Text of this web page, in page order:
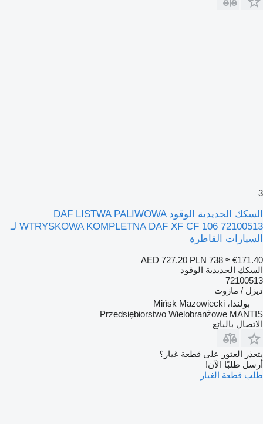
3
السكك الحديدية الوقود DAF LISTWA PALIWOWA
WTRYSKOWA KOMPLETNA DAF XF CF 106 72100513 لـ
السيارات القاطرة
AED 727.20 PLN 738 ≈ €171.40
السكك الحديدية الوقود
72100513
ديزل / مازوت
بولندا، Mińsk Mazowiecki
Przedsiębiorstwo Wielobranżowe MANTIS
الاتصال بالبائع
يتعذر العثور على قطعة غيار؟
أرسل طلبًا الآن!
طلب قطعة الغيار